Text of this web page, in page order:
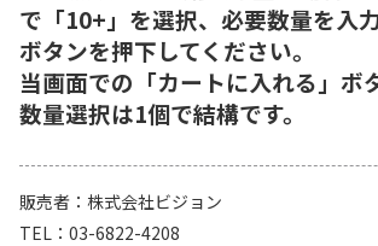
で「10+」を選択、必要数量を入
ボタンを押下してください。
当画面での「カートに入れる」ボ
数量選択は1個で結構です。
販売者
株式会社ビジョン
TEL
03-6822-4208